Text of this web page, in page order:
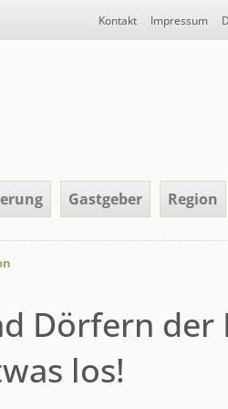
Navigation
überspringen
Kontakt Impressum
Gastgeber Region
Dörfern der
los!